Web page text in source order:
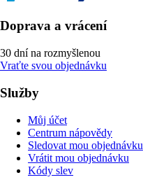
Doprava a vrácení
30 dní na rozmyšlenou
Vraťte svou objednávku
Služby
Můj účet
Centrum nápovědy
Sledovat mou objednávku
Vrátit mou objednávku
Kódy slev